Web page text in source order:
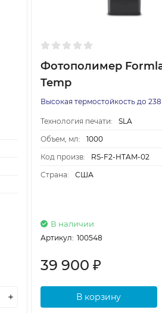
Фотополимер
Temp
Высокая термостойкость до 238
Технология печати:
SLA
Объем, мл:
1000
Код произв:
RS-F2-HTAM-02
Страна:
США
В наличии
Артикул: 100548
39 900 ₽
В корзину